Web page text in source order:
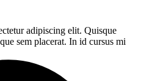
adipiscing elit. Quisque
sem placerat. In id cursus mi